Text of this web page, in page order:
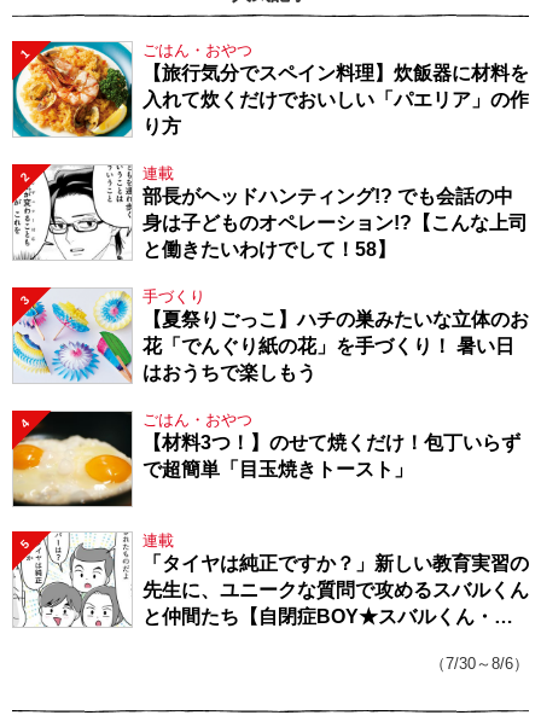
1 ごはん・おやつ
【旅行気分でスペイン料理】炊飯器に材料を
入れて炊くだけでおいしい「パエリア」の作
り方
2 連載
部長がヘッドハンティング!? でも会話の中
身は子どものオペレーション!?【こんな上司
と働きたいわけでして！58】
3 手づくり
【夏祭りごっこ】ハチの巣みたいな立体のお
花「でんぐり紙の花」を手づくり！ 暑い日
はおうちで楽しもう
4 ごはん・おやつ
【材料3つ！】のせて焼くだけ！包丁いらず
で超簡単「目玉焼きトースト」
5 連載
「タイヤは純正ですか？」新しい教育実習の
先生に、ユニークな質問で攻めるスバルくん
と仲間たち【自閉症BOY★スバルくん・
（7/30～8/6）